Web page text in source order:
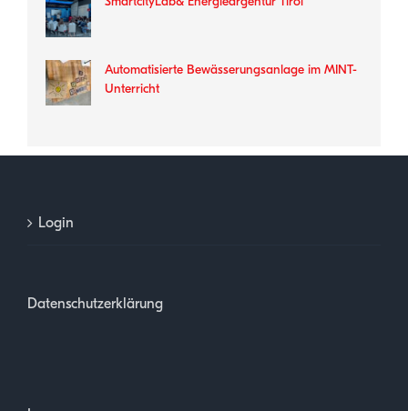
Automatisierte Bewässerungsanlage im MINT-
Unterricht
Login
Datenschutzerklärung